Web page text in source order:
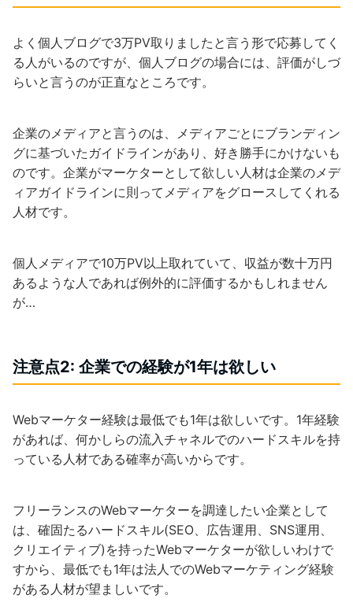
よく個人ブログで3万PV取りましたと言う形で応募してく
る人がいるのですが、個人ブログの場合には、評価がしづ
らいと言うのが正直なところです。
企業のメディアと言うのは、メディアごとにブランディン
グに基づいたガイドラインがあり、好き勝手にかけないも
のです。企業がマーケターとして欲しい人材は企業のメデ
ィアガイドラインに則ってメディアをグロースしてくれる
人材です。
個人メディアで10万PV以上取れていて、収益が数十万円
あるような人であれば例外的に評価するかもしれません
が…
注意点2: 企業での経験が1年は欲しい
Webマーケター経験は最低でも1年は欲しいです。1年経験
があれば、何かしらの流入チャネルでのハードスキルを持
っている人材である確率が高いからです。
フリーランスのWebマーケターを調達したい企業として
は、確固たるハードスキル(SEO、広告運用、SNS運用、
クリエイティブ)を持ったWebマーケターが欲しいわけで
すから、最低でも1年は法人でのWebマーケティング経験
がある人材が望ましいです。